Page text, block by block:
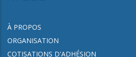
À PROPOS
ORGANISATION
COTISATIONS D'ADHÉSION